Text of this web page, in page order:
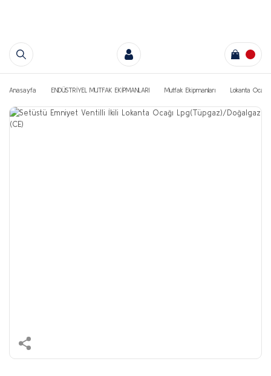
Anasayfa ENDÜSTRİYEL MUTFAK EKİPMANLARI Mutfak Ekipmanları Lokanta